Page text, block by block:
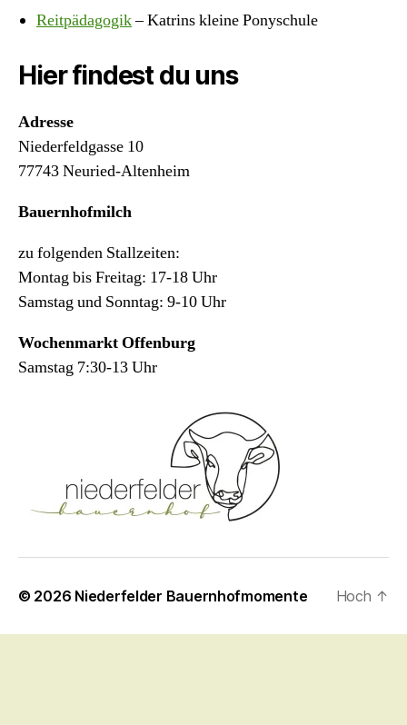
Reitpädagogik– Katrins kleine Ponyschule
Hier findest du uns
Adresse
Niederfeldgasse 10
77743 Neuried-Altenheim
Bauernhofmilch
zu folgenden Stallzeiten:
Montag bis Freitag: 17-18 Uhr
Samstag und Sonntag: 9-10 Uhr
Wochenmarkt Offenburg
Samstag 7:30-13 Uhr
© 2026 Niederfelder Bauernhofmomente Hoch ↑